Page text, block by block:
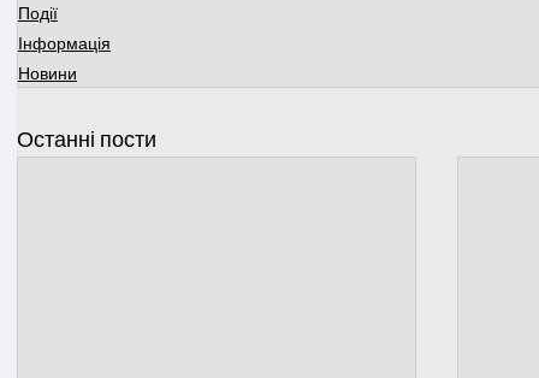
Події
Інформація
Новини
Останні пости